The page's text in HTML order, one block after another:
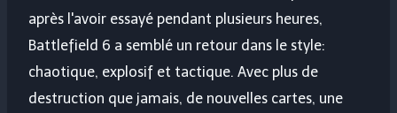
après l'avoir essayé pendant plusieurs heures,
Battlefield 6 a semblé un retour dans le style:
chaotique, explosif et tactique. Avec plus de
destruction que jamais, de nouvelles cartes, une